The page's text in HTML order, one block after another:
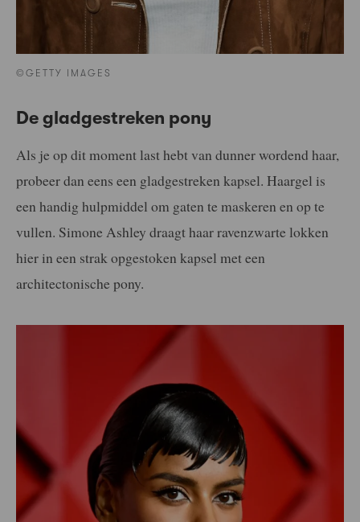
©GETTY IMAGES
De gladgestreken pony
Als je op dit moment last hebt van dunner wordend haar,
probeer dan eens een gladgestreken kapsel. Haargel is
een handig hulpmiddel om gaten te maskeren en op te
vullen. Simone Ashley draagt haar ravenzwarte lokken
hier in een strak opgestoken kapsel met een
architectonische pony.